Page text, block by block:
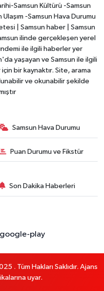
Samsun Kültürü -Samsun
Ulaşım -Samsun Hava Durumu
| Samsun haber | Samsun
ilinde gerçekleşen yerel
ile ilgili haberler yer
yaşayan ve Samsun ile ilgili
bir kaynaktır. Site, arama
ve okunabilir şekilde
Samsun Hava Durumu
Puan Durumu ve Fikstür
Son Dakika Haberleri
. Tüm Hakları Saklıdır. Ajans
uyar.